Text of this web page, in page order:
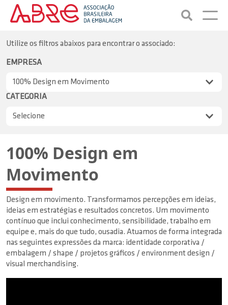
Utilize os filtros abaixos para encontrar o associado:
EMPRESA
CATEGORIA
100% Design em
Movimento
Design em movimento. Transformamos percepções em ideias,
ideias em estratégias e resultados concretos. Um movimento
contínuo que inclui conhecimento, sensibilidade, trabalho em
equipe e, mais do que tudo, ousadia. Atuamos de forma integrada
nas seguintes expressões da marca: identidade corporativa /
embalagem / shape / projetos gráficos / environment design /
visual merchandising.